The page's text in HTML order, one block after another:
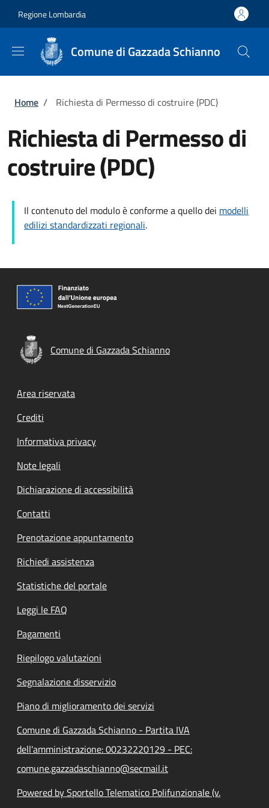
Regione Lombardia
Comune di Gazzada Schianno
Briciole di pane
Home / Richiesta di Permesso di costruire (PDC)
Richiesta di Permesso di
costruire (PDC)
Il contenuto del modulo è conforme a quello dei modelli
edilizi standardizzati regionali.
Comune di Gazzada Schianno
Footer menu
Area riservata
Crediti
Informativa privacy
Note legali
Dichiarazione di accessibilità
Contatti
Prenotazione appuntamento
Richiedi assistenza
Statistiche del portale
Leggi le FAQ
Pagamenti
Riepilogo valutazioni
Segnalazione disservizio
Piano di miglioramento dei servizi
Comune di Gazzada Schianno - Partita IVA
dell'amministrazione: 00232220129 - PEC:
comune.gazzadaschianno@secmail.it
Powered by Sportello Telematico Polifunzionale (v.